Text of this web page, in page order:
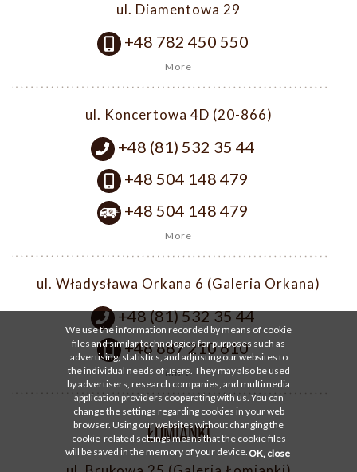
ul. Diamentowa 29
+48 782 450 550
More
ul. Koncertowa 4D (20-866)
+48 (81) 532 35 44
+48 504 148 479
+48 504 148 479
More
ul. Władysława Orkana 6 (Galeria Orkana)
+48 (81) 532 35 44
+48 887 210 610
More
ŁOMIANKI
We use the information recorded by means of cookie
files and similar technologies for purposes such as
advertising, statistics, and adjusting our websites to
the individual needs of users. They may also be used
by advertisers, research companies, and multimedia
application providers cooperating with us. You can
change the settings regarding cookies in your web
browser. Using our websites without changing the
cookie-related settings means that the cookie files
will be saved in the memory of your device. OK, close